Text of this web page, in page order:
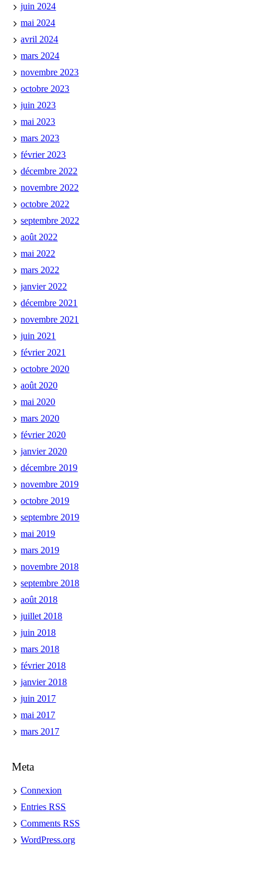
juin 2024
mai 2024
avril 2024
mars 2024
novembre 2023
octobre 2023
juin 2023
mai 2023
mars 2023
février 2023
décembre 2022
novembre 2022
octobre 2022
septembre 2022
août 2022
mai 2022
mars 2022
janvier 2022
décembre 2021
novembre 2021
juin 2021
février 2021
octobre 2020
août 2020
mai 2020
mars 2020
février 2020
janvier 2020
décembre 2019
novembre 2019
octobre 2019
septembre 2019
mai 2019
mars 2019
novembre 2018
septembre 2018
août 2018
juillet 2018
juin 2018
mars 2018
février 2018
janvier 2018
juin 2017
mai 2017
mars 2017
Meta
Connexion
EntriesRSS
CommentsRSS
WordPress.org